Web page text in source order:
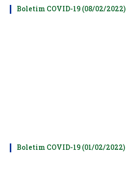
Boletim COVID-19 (08/02/2022)
Boletim COVID-19 (01/02/2022)